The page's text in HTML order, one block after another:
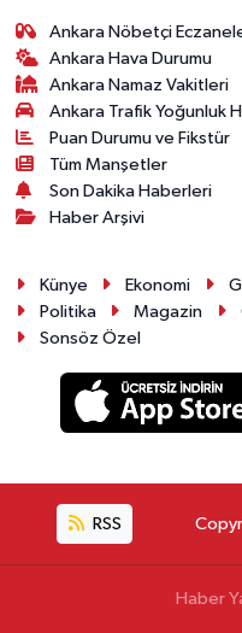
Ankara Nöbetçi
Ankara Hava Durumu
Ankara Namaz Vakitleri
Ankara Trafik Yoğunluk
Puan Durumu ve Fikstür
Tüm Manşetler
Son Dakika Haberleri
Haber Arşivi
Künye Ekonomi
Politika
Magazin
Sonsöz Özel
RSS
Haber